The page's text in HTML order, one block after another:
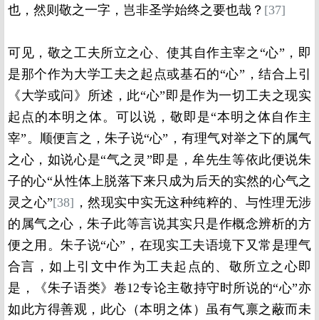
也，然则敬之一字，岂非圣学始终之要也哉？ [37]
可见，敬之工夫所立之心、使其自作主宰之“心”，即
是那个作为大学工夫之起点或基石的“心”，结合上引
《大学或问》所述，此“心”即是作为一切工夫之现实
起点的本明之体。可以说，敬即是“本明之体自作主
宰”。顺便言之，朱子说“心”，有理气对举之下的属气
之心，如说心是“气之灵”即是，牟先生等依此便说朱
子的心“从性体上脱落下来只成为后天的实然的心气之
灵之心”[38] ，然现实中实无这种纯粹的、与性理无涉
的属气之心，朱子此等言说其实只是作概念辨析的方
便之用。朱子说“心”，在现实工夫语境下又常是理气
合言，如上引文中作为工夫起点的、敬所立之心即
是，《朱子语类》卷12专论主敬持守时所说的“心”亦
如此方得善观，此心（本明之体）虽有气禀之蔽而未